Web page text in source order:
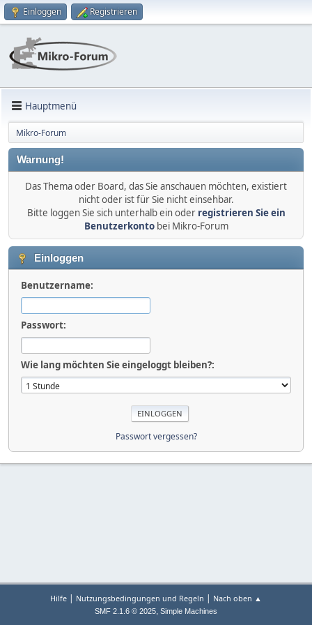
Einloggen Registrieren
Hauptmenü
Mikro-Forum
Warnung!
Das Thema oder Board, das Sie anschauen möchten, existiert
nicht oder ist für Sie nicht einsehbar.
Bitte loggen Sie sich unterhalb ein oder registrieren Sie ein
Benutzerkontobei Mikro-Forum
Einloggen
Benutzername:
Passwort:
Wie lang möchten Sie eingeloggt bleiben?:
Passwort vergessen?
Hilfe | Nutzungsbedingungen und Regeln | Nach oben ▲
SMF 2.1.6 © 2025, Simple Machines